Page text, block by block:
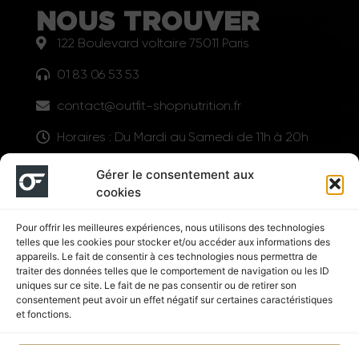
Gérer le consentement aux
cookies
Pour offrir les meilleures expériences, nous utilisons des technologies
telles que les cookies pour stocker et/ou accéder aux informations des
appareils. Le fait de consentir à ces technologies nous permettra de
traiter des données telles que le comportement de navigation ou les ID
uniques sur ce site. Le fait de ne pas consentir ou de retirer son
consentement peut avoir un effet négatif sur certaines caractéristiques
et fonctions.
NOUS TROUVER
122 Boulevard voltaire 75011 Paris
01 83 06 53 53
contact@outfit-shopnutrition.fr
Horaires : Du Mardi au Samedi de 11h à 20h
LIENS UTILES
Suivez nous